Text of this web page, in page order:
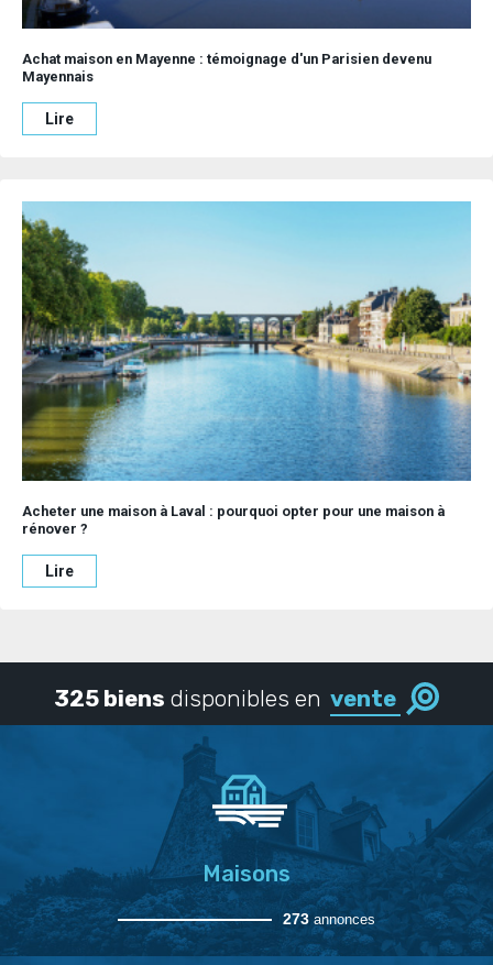
Achat maison en Mayenne : témoignage d'un Parisien devenu
Mayennais
Lire
Acheter une maison à Laval : pourquoi opter pour une maison à
rénover ?
Lire
325 biens disponibles en vente
Maisons
273 annonces